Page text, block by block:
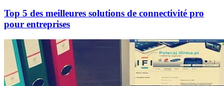
Top 5 des meilleures solutions de connectivité pro
pour entreprises